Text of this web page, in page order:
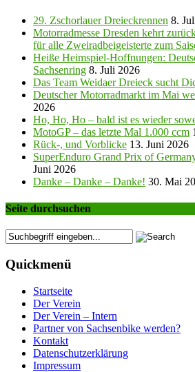
29. Zschorlauer Dreieckrennen 8.
Motorradmesse Dresden kehrt
für alle Zweiradbeigeisterte zum
Heiße Heimspiel-Hoffnungen:
Sachsenring 8. Juli 2026
Das Team Weidaer Dreieck sucht
Deutscher Motorradmarkt im Mai
2026
Ho, Ho, Ho – bald ist es wieder
MotoGP – das letzte Mal 1.000 ccm
Rück-, und Vorblicke 13. Juni 2026
SuperEnduro Grand Prix of
Juni 2026
Danke – Danke – Danke! 30. Mai
Seite durchsuchen
Quickmenü
Startseite
Der Verein
Der Verein – Intern
Partner von Sachsenbike werden?
Kontakt
Datenschutzerklärung
Impressum